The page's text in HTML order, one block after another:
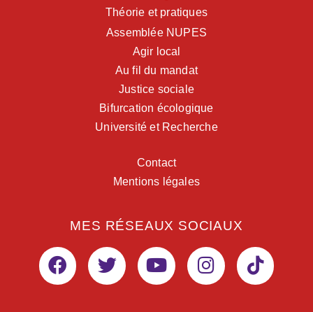
Théorie et pratiques
Assemblée NUPES
Agir local
Au fil du mandat
Justice sociale
Bifurcation écologique
Université et Recherche
Contact
Mentions légales
MES RÉSEAUX SOCIAUX